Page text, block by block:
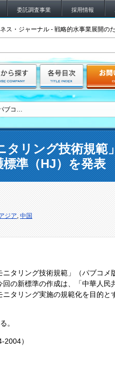
委託調査事業 採用情報
ス・ジャーナル - 戦略的水事業展開の
ブコ…
タリング技術規範
準（HJ）を発表
ジア, 中国
タリング技術規範」（パブコメ
の新標準の作成は、「中華人民
タリング実施の規範化を目的と
。
）